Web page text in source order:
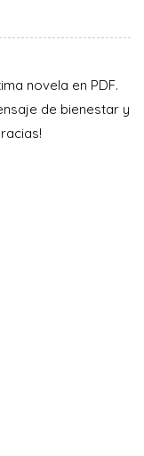
novela en PDF.
de bienestar y